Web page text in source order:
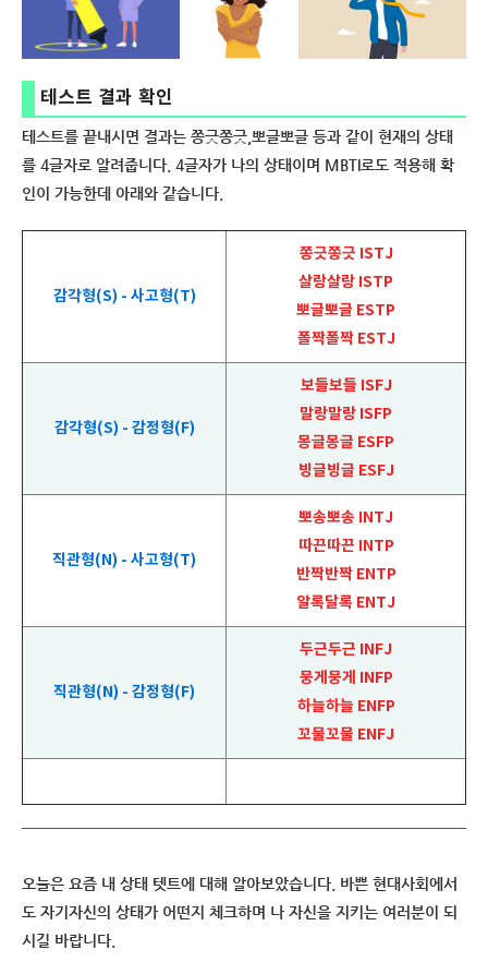
테스트 결과 확인
테스트를 끝내시면 결과는 쫑긋쫑긋,뽀글뽀글 등과 같이 현재의 상태
를 4글자로 알려줍니다. 4글자가 나의 상태이며 MBTI로도 적용해 확
인이 가능한데 아래와 같습니다.
감각형(S) - 사고형(T)
쫑긋쫑긋 ISTJ
살랑살랑 ISTP
뽀글뽀글 ESTP
폴짝폴짝 ESTJ
감각형(S) - 감정형(F)
보들보들 ISFJ
말랑말랑 ISFP
몽글몽글 ESFP
빙글빙글 ESFJ
직관형(N) - 사고형(T)
뽀송뽀송 INTJ
따끈따끈 INTP
반짝반짝 ENTP
알록달록 ENTJ
직관형(N) - 감정형(F)
두근두근 INFJ
뭉게뭉게 INFP
하늘하늘 ENFP
꼬물꼬물 ENFJ
오늘은 요즘 내 상태 텟트에 대해 알아보았습니다. 바쁜 현대사회에서
도 자기자신의 상태가 어떤지 체크하며 나 자신을 지키는 여러분이 되
시길 바랍니다.